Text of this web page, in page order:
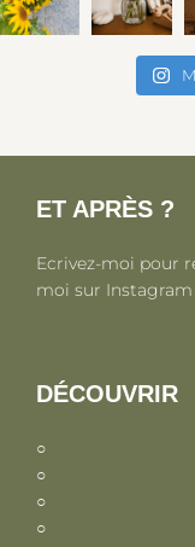
ET APRÈS ?
Ecrivez-moi pour
moi sur Instagram
DÉCOUVRIR
○
○
○
○